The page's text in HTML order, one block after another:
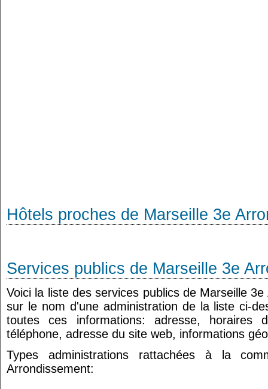
Hôtels proches de Marseille 3e
Services publics de Marseille 3e
Voici la liste des services publics de Marseille
sur le nom d'une administration de la liste ci-
toutes ces informations: adresse, horaires
téléphone, adresse du site web, informations
Types administrations rattachées à la
Arrondissement: